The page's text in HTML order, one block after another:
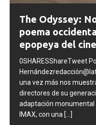
The Odyssey:
poema
epopeya del cine
0SHARESShareTweet
una vez más nos
directores de su
adaptación monumental
[...]